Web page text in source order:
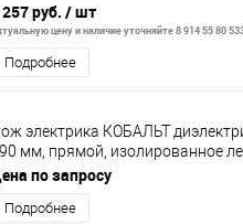
257 руб. / шт
цену и наличие уточняйте 8 914 55 80
Подробнее
электрика КОБАЛЬТ
мм, прямой, изолированное
блистер (921-145)
по запросу
Подробнее